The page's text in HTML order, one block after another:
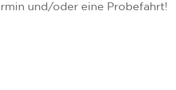
und/oder eine Probefahrt!